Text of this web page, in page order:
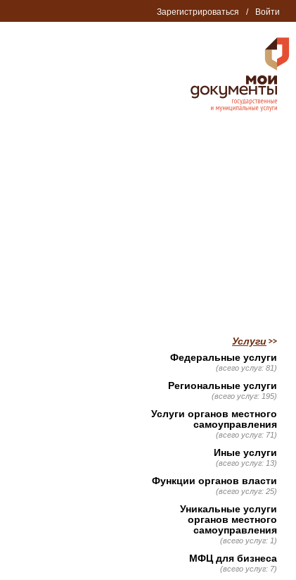
Зарегистрироваться / Войти
Услуги
Федеральные услуги
(всего услуг: 81)
Региональные услуги
(всего услуг: 195)
Услуги органов местного
самоуправления
(всего услуг: 71)
Иные услуги
(всего услуг: 13)
Функции органов власти
(всего услуг: 25)
Уникальные услуги
органов местного
самоуправления
(всего услуг: 1)
МФЦ для бизнеса
(всего услуг: 7)